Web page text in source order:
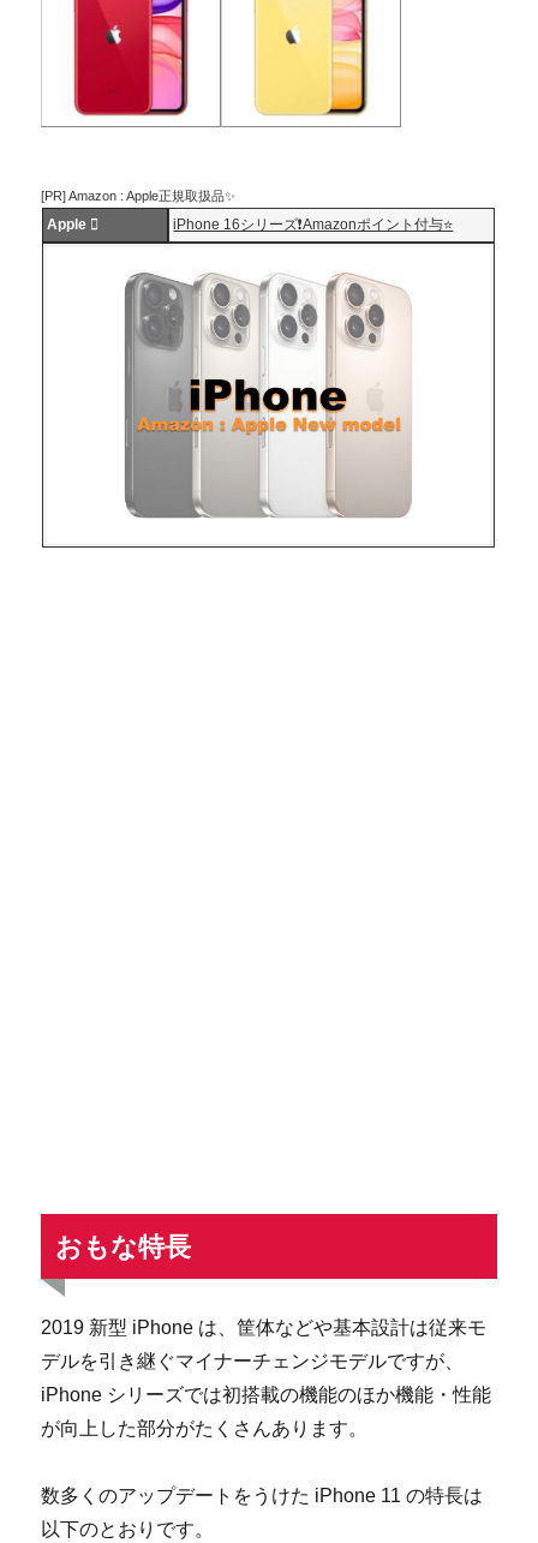
[PR] Amazon : Apple正規取扱品✨
Apple  iPhone 16シリーズ❗️Amazonポイント付与⭐️
おもな特長
2019 新型 iPhone は、筐体などや基本設計は従来モ
デルを引き継ぐマイナーチェンジモデルですが、
iPhone シリーズでは初搭載の機能のほか機能・性能
が向上した部分がたくさんあります。
数多くのアップデートをうけた iPhone 11 の特長は
以下のとおりです。